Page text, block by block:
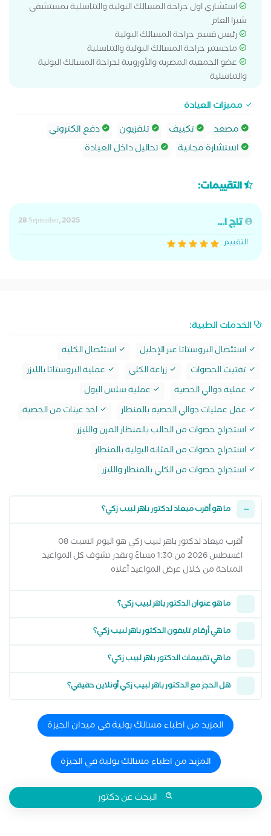
استشاري اول جراحة المسالك البولية والتناسلية بمستشفى
شبرا العام
رئيس قسم جراحة المسالك البولية
ماجستير جراحة المسالك البولية والتناسلية
عضو الجمعيه المصريه والأوروبية لجراحة المسالك البولية
والتناسلية
مميزات العيادة
مصعد
تكييف تلفزيون
دفع الكتروني
استشارة مجانية
تحاليل داخل العيادة
التقييمات:
تاج ا...
28 September, 2025
التقييم :
الخدمات الطبية:
استئصال البروستاتا عبر الإحليل
استئصال الكلية
تفتيت الحصوات
زراعة الكلى
عملية البروستاتا بالليزر
عملية دوالي الخصية
عملية سلس البول
عمل عمليات دوالي الخصيه بالمنظار
اخذ عينات من الخصية
استخراج حصوات من الحالب بالمنظار المرن والليزر
استخراج حصوات من المثانة البولية بالمنظار
استخراج حصوات من الكلي بالمنظار والليزر
ما هو أقرب ميعاد لدكتور باهر لبيب زكي؟
أقرب ميعاد لدكتور باهر لبيب زكي هو اليوم السبت 08
اغسطس 2026 من 1:30 مساءً وتقدر تشوف كل المواعيد
المتاحة من خلال عرض المواعيد أعلاه
ما هو عنوان الدكتور باهر لبيب زكي؟
ما هي أرقام تليفون الدكتور باهر لبيب زكي؟
ما هي تقييمات الدكتور باهر لبيب زكي؟
هل الحجز مع الدكتور باهر لبيب زكي أونلاين حقيقي؟
المزيد من اطباء مسالك بولية في ميدان الجيزة
المزيد من اطباء مسالك بولية في الجيزة
البحث عن دكتور